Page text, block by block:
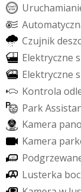
Uruchamiani
Automatyczn
Czujnikdeszc
Elektryczne s
Elektryczne s
Kontrola odl
ParkAssista
Kamera pano
Kamera park
Podgrzewan
Lusterka boc